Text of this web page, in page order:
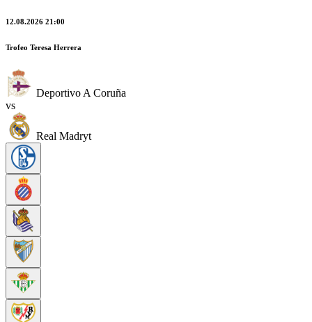
12.08.2026 21:00
Trofeo Teresa Herrera
Deportivo A Coruña
vs
Real Madryt